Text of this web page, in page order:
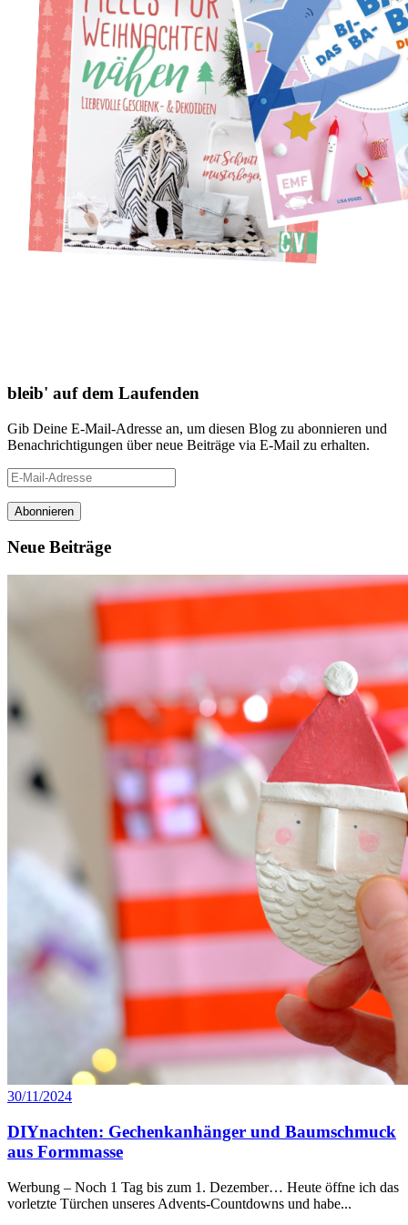
bleib' auf dem Laufenden
Gib Deine E-Mail-Adresse an, um diesen Blog zu abonnieren und
Benachrichtigungen über neue Beiträge via E-Mail zu erhalten.
E-
Mail-
Adresse
Neue Beiträge
30/11/2024
DIYnachten: Gechenkanhänger und Baumschmuck
aus Formmasse
Werbung – Noch 1 Tag bis zum 1. Dezember… Heute öffne ich das
vorletzte Türchen unseres Advents-Countdowns und habe...